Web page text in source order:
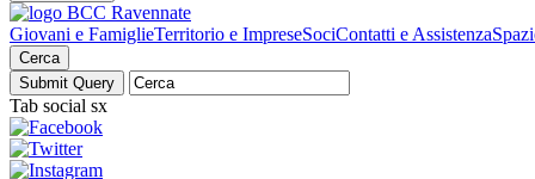
Giovani e FamiglieTerritorio e ImpreseSociContatti e Assistenza
Cerca
Tab social sx